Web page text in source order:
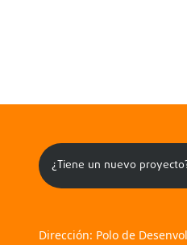
¿Tiene un nuevo
Dirección: Polo de